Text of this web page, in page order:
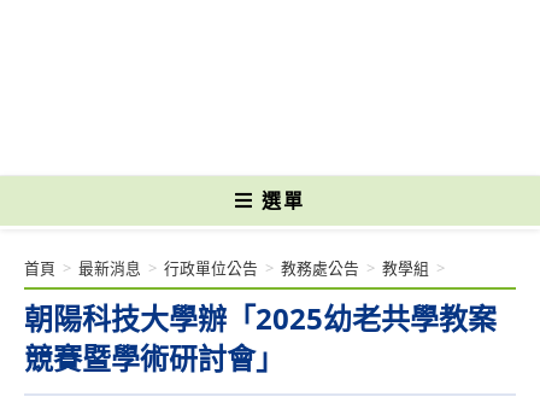
選單
朝陽科技大學辦「2025幼老共學教案
競賽暨學術研討會」
首頁 > 最新消息 > 行政單位公告 > 教務處公告 > 教學組 >